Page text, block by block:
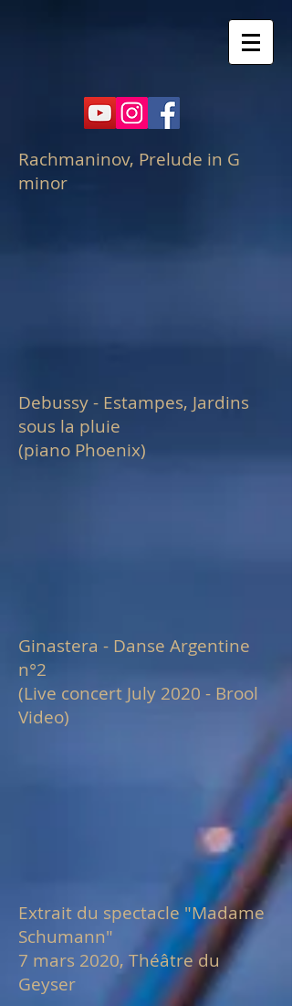
Extrait du spectacle "Madame
Schumann"
7 mars 2020, Théâtre du
Geyser
Debussy - Estampes, Jardins
sous la pluie
(piano Phoenix)
Ginastera - Danse Argentine
n°2
(Live concert July 2020 - Brool
Video)
Rachmaninov, Prelude in G
minor